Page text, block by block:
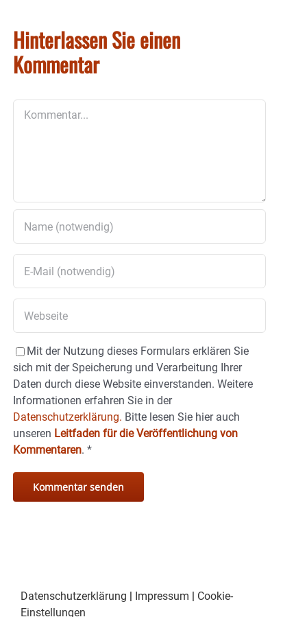
Hinterlassen Sie einen
Kommentar
Mit der Nutzung dieses Formulars erklären Sie
sich mit der Speicherung und Verarbeitung Ihrer
Daten durch diese Website einverstanden. Weitere
Informationen erfahren Sie in der
Datenschutzerklärung. Bitte lesen Sie hier auch
unseren Leitfaden für die Veröffentlichung von
Kommentaren. *
Datenschutzerklärung Impressum
Cookie-
Einstellungen